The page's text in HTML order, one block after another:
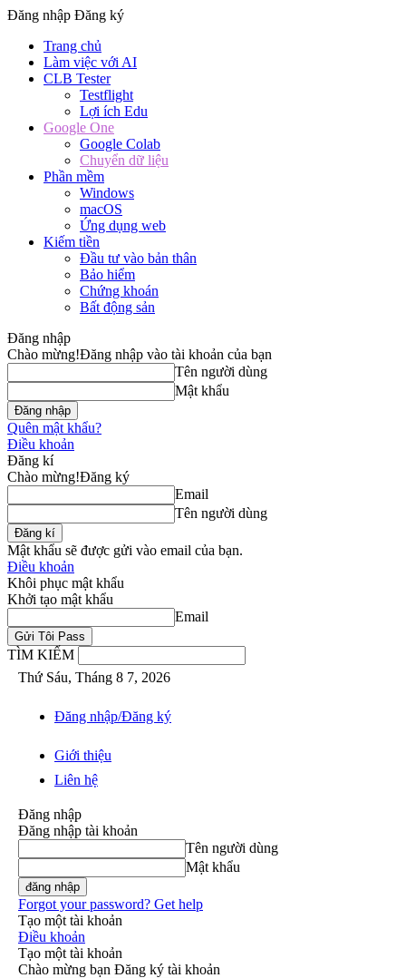
Đăng nhập Đăng ký
Trang chủ
Làm việc với AI
CLB Tester
Testflight
Lợi ích Edu
Google One
Google Colab
Chuyển dữ liệu
Phần mềm
Windows
macOS
Ứng dụng web
Kiếm tiền
Đầu tư vào bản thân
Bảo hiểm
Chứng khoán
Bất động sản
Đăng nhập
Chào mừng!Đăng nhập vào tài khoản của bạn
Tên người dùng
Mật khẩu
Quên mật khẩu?
Điều khoản
Đăng kí
Chào mừng!Đăng ký
Email
Tên người dùng
Mật khẩu sẽ được gửi vào email của bạn.
Điều khoản
Khôi phục mật khẩu
Khởi tạo mật khẩu
Email
TÌM KIẾM
Thứ Sáu, Tháng 8 7, 2026
Đăng nhập/Đăng ký
Giới thiệu
Liên hệ
Đăng nhập
Đăng nhập tài khoản
Tên người dùng
Mật khẩu
Forgot your password? Get help
Tạo một tài khoản
Điều khoản
Tạo một tài khoản
Chào mừng bạn Đăng ký tài khoản